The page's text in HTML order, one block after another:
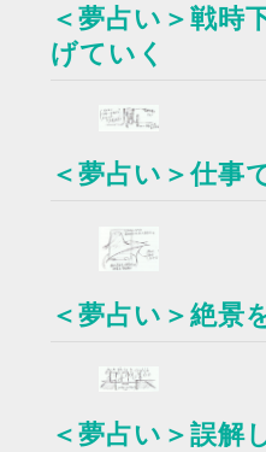
＜夢占い＞戦時
げていく
＜夢占い＞仕事
＜夢占い＞絶景
＜夢占い＞誤解